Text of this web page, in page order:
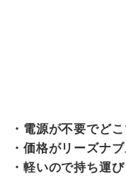
・電源が不要でど
・価格がリーズナ
・軽いので持ち運